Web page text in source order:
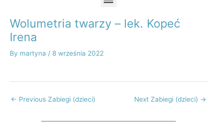
Wolumetria twarzy – lek. Kopeć
Irena
By martyna / 8 września 2022
Post
navigation
← Previous Zabiegi (dzieci) Next Zabiegi (dzieci) →